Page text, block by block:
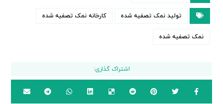
تولید نمک تصفیه شده کارخانه نمک تصفیه شده
نمک تصفیه شده